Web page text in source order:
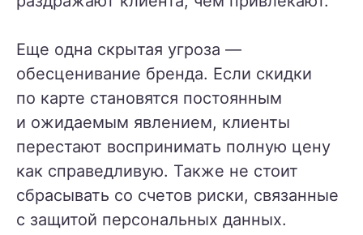
Еще одна скрытая угроза —
обесценивание бренда. Если скидки
по карте становятся постоянным
и ожидаемым явлением, клиенты
перестают воспринимать полную цену
как справедливую. Также не стоит
сбрасывать со счетов риски, связанные
с защитой персональных данных.